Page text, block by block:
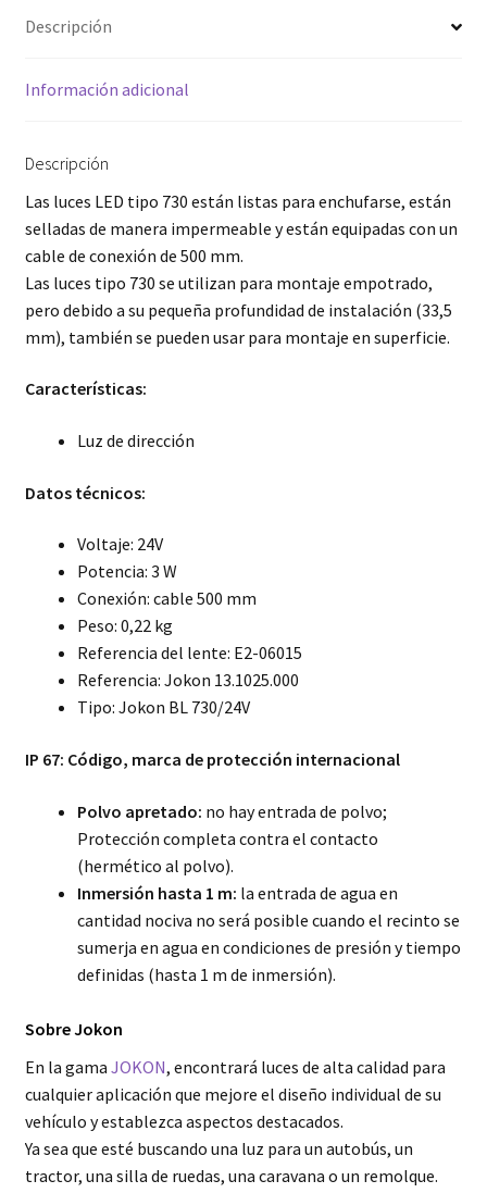
Descripción
Información adicional
Descripción
Las luces LED tipo 730 están listas para enchufarse, están
selladas de manera impermeable y están equipadas con un
cable de conexión de 500 mm.
Las luces tipo 730 se utilizan para montaje empotrado,
pero debido a su pequeña profundidad de instalación (33,5
mm), también se pueden usar para montaje en superficie.
Características:
Luz de dirección
Datos técnicos:
Voltaje: 24V
Potencia: 3 W
Conexión: cable 500 mm
Peso: 0,22 kg
Referencia del lente: E2-06015
Referencia: Jokon 13.1025.000
Tipo: Jokon BL 730/24V
IP 67: Código, marca de protección internacional
Polvo apretado: no hay entrada de polvo;
Protección completa contra el contacto
(hermético al polvo).
Inmersión hasta 1 m: la entrada de agua en
cantidad nociva no será posible cuando el recinto se
sumerja en agua en condiciones de presión y tiempo
definidas (hasta 1 m de inmersión).
Sobre Jokon
En la gama JOKON, encontrará luces de alta calidad para
cualquier aplicación que mejore el diseño individual de su
vehículo y establezca aspectos destacados.
Ya sea que esté buscando una luz para un autobús, un
tractor, una silla de ruedas, una caravana o un remolque.